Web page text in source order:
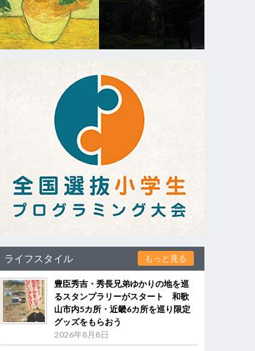
ライフスタイル もっと見る
豊臣秀吉・秀長兄弟ゆかりの地を巡
るスタンプラリーがスタート 和歌
山市内5カ所・近畿6カ所を巡り限定
グッズをもらおう
2026年8月8日